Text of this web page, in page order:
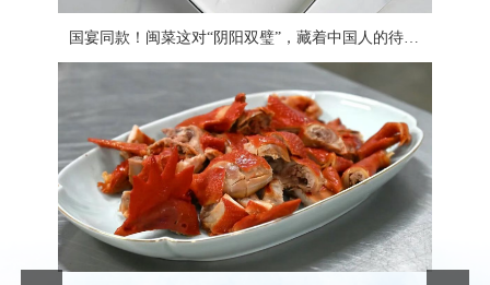
国宴同款！闽菜这对“阴阳双璧”，藏着中国人的待客之道